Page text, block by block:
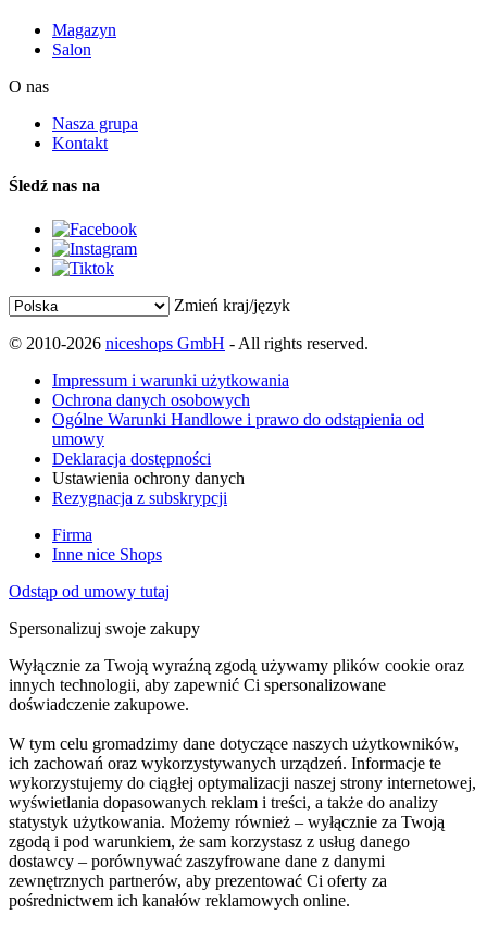
Magazyn
Salon
O nas
Nasza grupa
Kontakt
Śledź nas na
Zmień kraj/język
© 2010-2026 niceshops GmbH - All rights reserved.
Impressum i warunki użytkowania
Ochrona danych osobowych
Ogólne Warunki Handlowe i prawo do odstąpienia od
umowy
Deklaracja dostępności
Ustawienia ochrony danych
Rezygnacja z subskrypcji
Firma
Inne nice Shops
Odstąp od umowy tutaj
Spersonalizuj swoje zakupy
Wyłącznie za Twoją wyraźną zgodą używamy plików cookie oraz
innych technologii, aby zapewnić Ci spersonalizowane
doświadczenie zakupowe.
W tym celu gromadzimy dane dotyczące naszych użytkowników,
ich zachowań oraz wykorzystywanych urządzeń. Informacje te
wykorzystujemy do ciągłej optymalizacji naszej strony internetowej,
wyświetlania dopasowanych reklam i treści, a także do analizy
statystyk użytkowania. Możemy również – wyłącznie za Twoją
zgodą i pod warunkiem, że sam korzystasz z usług danego
dostawcy – porównywać zaszyfrowane dane z danymi
zewnętrznych partnerów, aby prezentować Ci oferty za
pośrednictwem ich kanałów reklamowych online.